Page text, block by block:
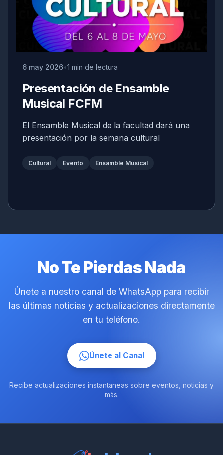
6 may 2026 1 min de lectura
Presentación de Ensamble
Musical FCFM
El Ensamble Musical de la facultad dará una
presentación por la semana cultural
Cultural Evento Ensamble Musical
No Te Pierdas Nada
Únete a nuestro canal de WhatsApp para recibir
las últimas noticias y actualizaciones directamente
en tu teléfono.
Únete al Canal
Recibe actualizaciones instantáneas sobre eventos, noticias y
más.